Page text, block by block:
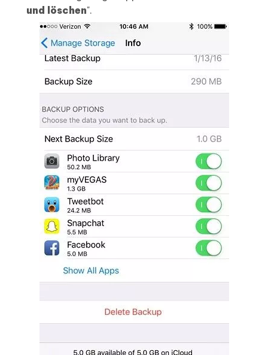
und löschen".